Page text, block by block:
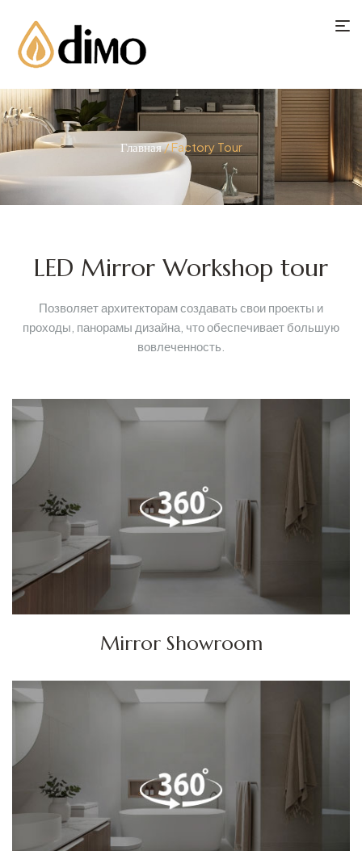
Главная/ Factory Tour
LED Mirror Workshop tour
Позволяет архитекторам создавать свои проекты и
проходы, панорамы дизайна, что обеспечивает большую
вовлеченность.
Mirror Showroom